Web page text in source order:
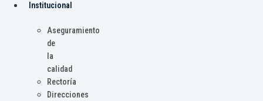
Institucional
Aseguramiento
de
la
calidad
Rectoría
Direcciones